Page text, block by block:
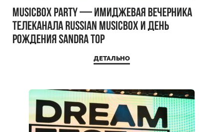
MUSICBOX PARTY — имиджевая вечерника
телеканала RUSSIAN MUSICBOX и день
рождения Sandra Top
ДЕТАЛЬНО